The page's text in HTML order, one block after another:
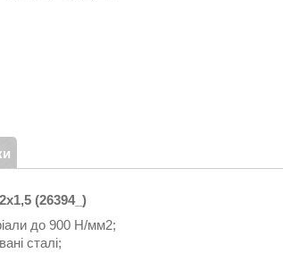
(26394_)
до 900 Н/мм2;
сталі;